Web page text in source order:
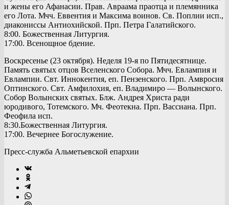
и жены его Афанасии. Прав. Авраама праотца и племянника
его Лота. Мчч. Еввентия и Максима воинов. Св. Поплии исп.,
диакониссы Антиохийской. Прп. Петра Галатийского.
8:00. Божественная Литургия.
17:00. Всенощное бдение.
Воскресенье (23 октября). Неделя 19-я по Пятидесятнице.
Память святых отцов Вселенского Собора. Мчч. Евлампия и
Евлампии. Свт. Иннокентия, еп. Пензенского. Прп. Амвросия
Оптинского. Свт. Амфилохия, еп. Владимиро — Волынского.
Собор Волынских святых. Блж. Андрея Христа ради
юродивого, Тотемского. Мч. Феотекна. Прп. Вассиана. Прп.
Феофила исп.
8:30.Божественная Литургия.
17:00. Вечернее Богослужение.
Пресс-служба Альметьевской епархии